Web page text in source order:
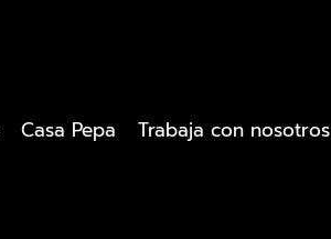
Casa Pepa Trabaja con nosotros